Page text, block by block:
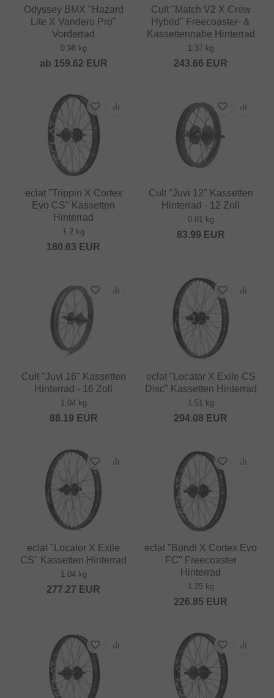
Odyssey BMX "Hazard
Lite X Vandero Pro"
Vorderrad
0.98 kg
ab 159.62 EUR
Cult "Match V2 X Crew
Hybrid" Freecoaster- &
Kassettennabe Hinterrad
1.37 kg
243.66 EUR
eclat "Trippin X Cortex
Evo CS" Kassetten
Hinterrad
1.2 kg
180.63 EUR
Cult "Juvi 12" Kassetten
Hinterrad - 12 Zoll
0.81 kg
83.99 EUR
Cult "Juvi 16" Kassetten
Hinterrad - 16 Zoll
1.04 kg
88.19 EUR
eclat "Locator X Exile CS
Disc" Kassetten Hinterrad
1.51 kg
294.08 EUR
eclat "Locator X Exile
CS" Kassetten Hinterrad
1.04 kg
277.27 EUR
eclat "Bondi X Cortex Evo
FC" Freecoaster
Hinterrad
1.25 kg
226.85 EUR